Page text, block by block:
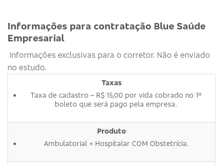
Informações para contratação Blue Saúde
Empresarial
Informações exclusivas para o corretor. Não é enviado
no estudo.
Taxas
Taxa de cadastro – R$ 15,00 por vida cobrado no 1º
boleto que será pago pela empresa.
Produto
Ambulatorial + Hospitalar COM Obstetrícia.